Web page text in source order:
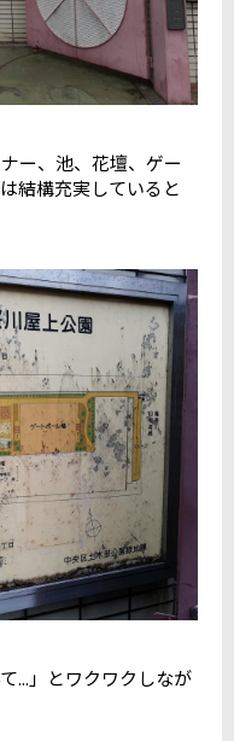
ー、池、花壇、ゲー
結構充実していると
...」とワクワクしなが